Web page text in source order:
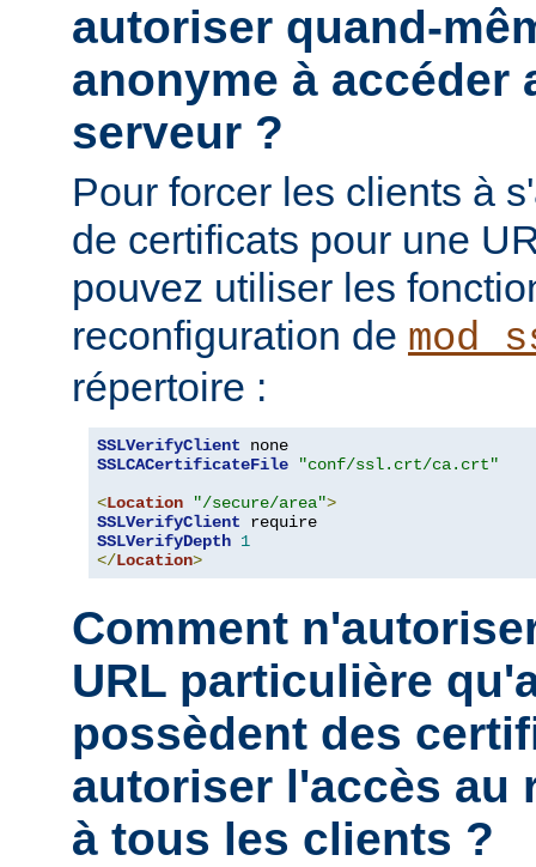
autoriser quand-
anonyme à accéder
serveur ?
Pour forcer les clients à
de certificats pour une
pouvez utiliser les
reconfiguration de
répertoire :
SSLVerifyClient
SSLCACertificateFile
"conf/ssl.crt/ca.crt"
<Location "/secure/area">
SSLVerifyClient
SSLVerifyDepth 1
</Location>
Comment
URL particulière
possèdent des
autoriser l'accès au
à tous les clients ?